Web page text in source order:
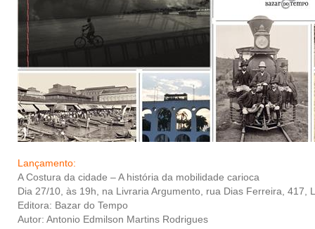
Lançamento:
A Costura da cidade – A história da mobilidade carioca
Dia 27/10, às 19h, na Livraria Argumento, rua Dias Ferreira, 417,
Editora: Bazar do Tempo
Autor: Antonio Edmilson Martins Rodrigues